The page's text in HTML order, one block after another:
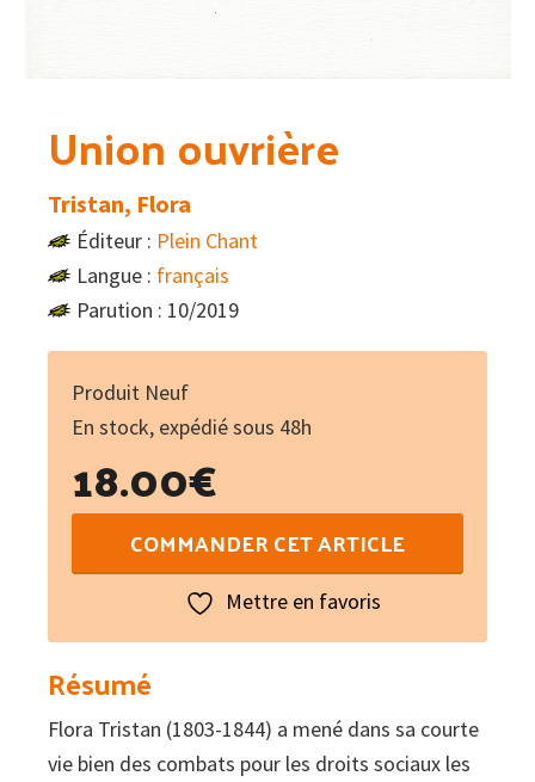
Union ouvrière
Tristan, Flora
Éditeur : Plein Chant
Langue : français
Parution : 10/2019
Produit Neuf
En stock, expédié sous 48h
18.00€
de
COMMANDER CET ARTICLE
Mettre en favoris
Résumé
Flora Tristan (1803-1844) a mené dans sa courte
vie bien des combats pour les droits sociaux les